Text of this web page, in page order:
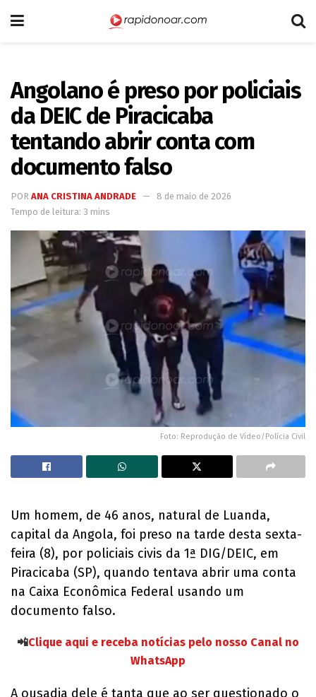
Angolano é preso por policiais
da DEIC de Piracicaba
tentando abrir conta com
documento falso
POR ANA CRISTINA ANDRADE
8 de maio de 2026
Tempo de leitura: 3 mins
Foto: Reprodução de Vídeo/Polícia Civil
Um homem, de 46 anos, natural de Luanda,
capital da Angola, foi preso na tarde desta sexta-
feira (8), por policiais civis da 1ª DIG/DEIC, em
Piracicaba (SP), quando tentava abrir uma conta
na Caixa Econômica Federal usando um
documento falso.
📲Clique aqui e receba notícias pelo nosso Canal no
WhatsApp
A ousadia dele é tanta que ao ser questionado o